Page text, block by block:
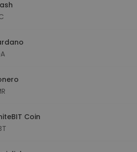
Coin